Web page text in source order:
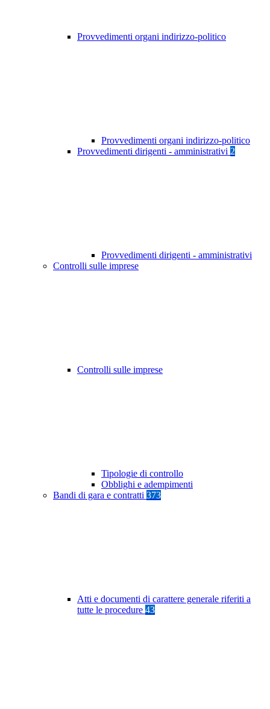
Provvedimenti organi indirizzo-politico
Provvedimenti organi indirizzo-politico
Provvedimenti dirigenti - amministrativi 2
Provvedimenti dirigenti - amministrativi
Controlli sulle imprese
Controlli sulle imprese
Tipologie di controllo
Obblighi e adempimenti
Bandi di gara e contratti 373
Atti e documenti di carattere generale riferiti a
tutte le procedure 43